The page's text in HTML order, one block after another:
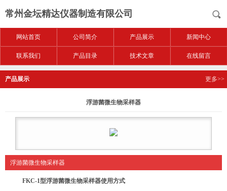
常州金坛精达仪器制造有限公司
网站首页 公司简介 产品展示 新闻中心
联系我们 产品目录 技术文章 在线留言
产品展示 更多>>
浮游菌微生物采样器
浮游菌微生物采样器
FKC-1型浮游菌微生物采样器使用方式